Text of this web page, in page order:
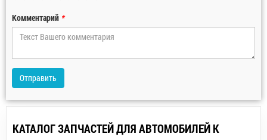
Комментарий *
Отправить
КАТАЛОГ ЗАПЧАСТЕЙ ДЛЯ АВТОМОБИЛЕЙ К